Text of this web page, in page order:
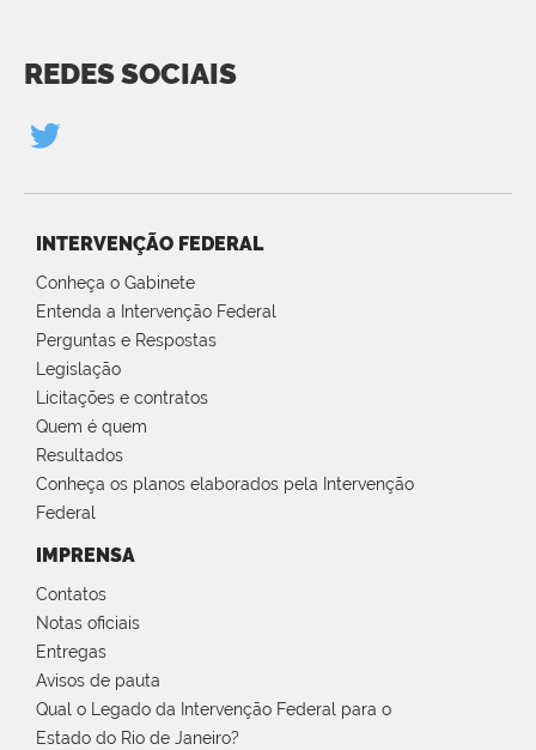
REDES SOCIAIS
INTERVENÇÃO FEDERAL
Conheça o Gabinete
Entenda a Intervenção Federal
Perguntas e Respostas
Legislação
Licitações e contratos
Quem é quem
Resultados
Conheça os planos elaborados pela Intervenção
Federal
IMPRENSA
Contatos
Notas oficiais
Entregas
Avisos de pauta
Qual o Legado da Intervenção Federal para o
Estado do Rio de Janeiro?